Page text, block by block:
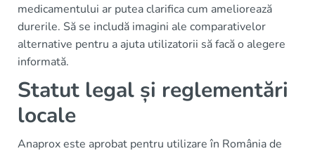
medicamentului ar putea clarifica cum ameliorează
durerile. Să se includă imagini ale comparativelor
alternative pentru a ajuta utilizatorii să facă o alegere
informată.
Statut legal și reglementări
locale
Anaprox este aprobat pentru utilizare în România de